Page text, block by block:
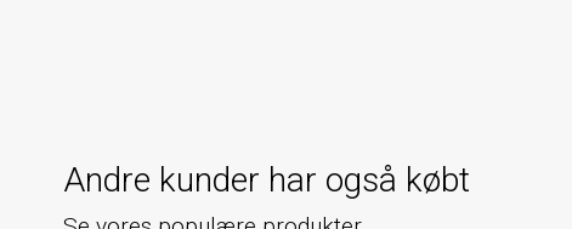
Andre kunder har også købt